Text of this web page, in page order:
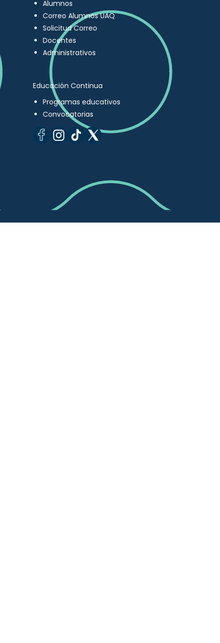
Alumnos
Correo Alumnos UAQ
Solicitud Correo
Docentes
Administrativos
Educación Continua
Programas educativos
Convocatorias